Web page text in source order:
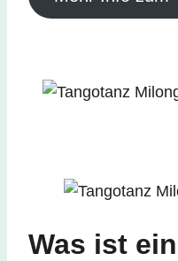
Was ist